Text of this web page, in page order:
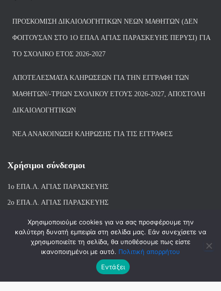
ΠΡΟΣΚΌΜΙΣΗ ΔΙΚΑΙΟΛΟΓΗΤΙΚΏΝ ΝΈΩΝ ΜΑΘΗΤΏΝ (ΔΕΝ
ΦΟΙΤΟΎΣΑΝ ΣΤΟ 1Ο ΕΠΑΛ ΑΓΙΑΣ ΠΑΡΑΣΚΕΥΗΣ ΠΈΡΥΣΙ) ΓΙΑ
ΤΟ ΣΧΟΛΙΚΌ ΈΤΟΣ 2026-2027
ΑΠΟΤΕΛΈΣΜΑΤΑ ΚΛΗΡΏΣΕΩΝ ΓΙΑ ΤΗΝ ΕΓΓΡΑΦΉ ΤΩΝ
ΜΑΘΗΤΏΝ/-ΤΡΙΏΝ ΣΧΟΛΙΚΟΎ ΈΤΟΥΣ 2026-2027, ΑΠΟΣΤΟΛΉ
ΔΙΚΑΙΟΛΟΓΗΤΙΚΏΝ
ΝΕΑ ΑΝΑΚΟΙΝΩΣΗ ΚΛΗΡΩΣΗΣ ΓΙΑ ΤΙΣ ΕΓΓΡΑΦΕΣ
Χρήσιμοι σύνδεσμοι
1ο ΕΠΑ.Λ. ΑΓΙΑΣ ΠΑΡΑΣΚΕΥΗΣ
2ο ΕΠΑ.Λ. ΑΓΙΑΣ ΠΑΡΑΣΚΕΥΗΣ
1ο Ε.Κ. ΑΓΙΑΣ ΠΑΡΑΣΚΕΥΗΣ
ΒΙΒΛΙΟΘΗΚΗ 1ου & 2ου ΕΠΑΛ ΑΓΙΑΣ ΠΑΡΑΣΚΕΥΗΣ
Hestia | Αναπτύχθηκε απόThemeIsle
Χρησιμοποιούμε cookies για να σας προσφέρουμε την
καλύτερη δυνατή εμπειρία στη σελίδα μας. Εάν συνεχίσετε να
χρησιμοποιείτε τη σελίδα, θα υποθέσουμε πως είστε
ικανοποιημένοι με αυτό. Πολιτική απορρήτου
Εντάξει